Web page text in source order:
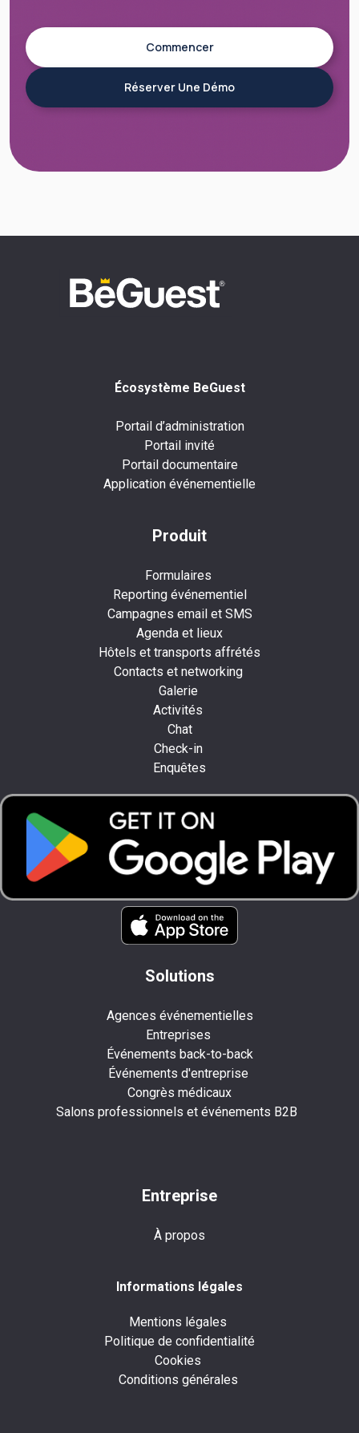
Commencer
Réserver Une Démo
Écosystème BeGuest
Portail d’administration
Portail invité
Portail documentaire
Application événementielle
Produit
Formulaires
Reporting événementiel
Campagnes email et SMS
Agenda et lieux
Hôtels et transports affrétés
Contacts et networking
Galerie
Activités
Chat
Check-in
Enquêtes
Solutions
Agences événementielles
Entreprises
Événements back-to-back
Événements d'entreprise
Congrès médicaux
Salons professionnels et événements B2B
Entreprise
À propos
Informations légales
Mentions légales
Politique de confidentialité
Cookies
Conditions générales